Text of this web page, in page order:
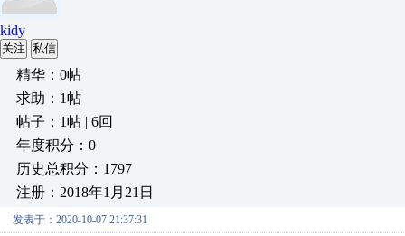
kidy
关注 私信
精华：0帖
求助：1帖
帖子：1帖 | 6回
年度积分：0
历史总积分：1797
注册：2018年1月21日
发表于：2020-10-07 21:37:31